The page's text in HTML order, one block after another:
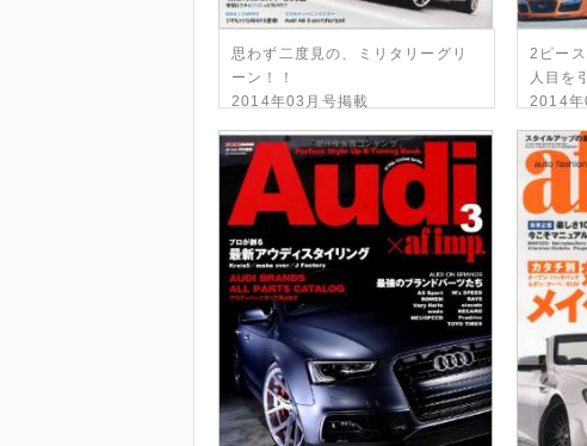
思わず二度見の、ミリタリーグリ
ーン！！
2014年03月号掲載
2ピー
人目を
2014年